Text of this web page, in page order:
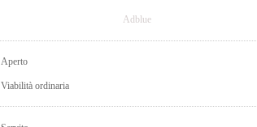
Adblue
Aperto
Viabilità ordinaria